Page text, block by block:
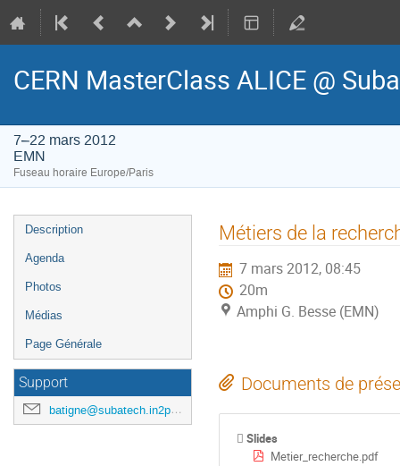
CERN MasterClass ALICE @
7–22 mars 2012
EMN
Fuseau horaire Europe/Paris
Menu
de
Description
Agenda
Photos
Médias
Page Générale
Support
batigne@subatech.in2p3.fr
Métiers de la
7 mars 2012, 08:45
20m
Amphi G. Besse (EMN)
Documents de
Slides
Metier_recherche.pdf